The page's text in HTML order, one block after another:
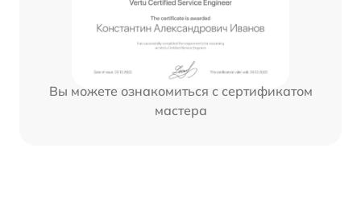
Вы можете ознакомиться с сертификатом
мастера